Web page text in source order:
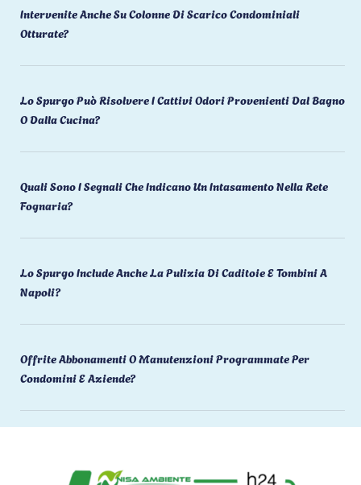
Intervenite Anche Su Colonne Di Scarico Condominiali
Otturate?
Lo Spurgo Può Risolvere I Cattivi Odori Provenienti Dal Bagno
O Dalla Cucina?
Quali Sono I Segnali Che Indicano Un Intasamento Nella Rete
Fognaria?
Lo Spurgo Include Anche La Pulizia Di Caditoie E Tombini A
Napoli?
Offrite Abbonamenti O Manutenzioni Programmate Per
Condomini E Aziende?